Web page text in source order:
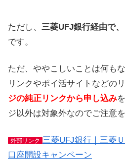
ただし、 三菱UFJ銀行経由で、
です。
ただ、ややこしいことは何も
リンクやポイ活サイトなどの
ジの純正リンクから申し込み
ジ以外は対象外なのでご注意を
外部リンク 三菱UFJ銀行｜三菱
口座開設キャンペーン